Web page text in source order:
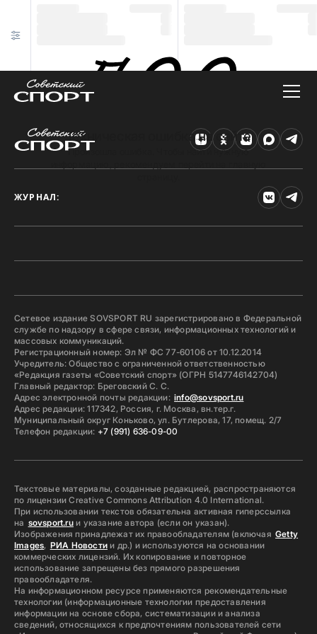
Техническая ошибка на сайте
Произошла ошибка. Чтобы найти нужную
ЖУРНАЛ:
Сетевое издание SOVSPORT RU зарегистрировано в Федеральной
службе по надзору в сфере связи, информационных технологий и
массовых коммуникаций.
Регистрационный номер: Эл № ФС 77-60106 от 10.12.2014
Учредитель: Общество с ограниченной ответственностью
«Редакция газеты «Советский спорт» (ОГРН 5147746142704)
Главный редактор: Бреговский С. С.
Адрес электронной почты редакции: info@sovsport.ru
Адрес редакции: 117342, Россия, г. Москва, вн.тер.г.
Муниципальный округ Коньково, ул. Бутлерова, 17, помещ. 2/7
Телефон редакции: +7 (991) 636-09-00
Текстовые материалы, созданные редакцией, распространяются
по лицензии Creative Commons Attribution 4.0 International.
При использовании текстов обязательна активная гиперссылка
на sovsport.ruи указание автора (если он указан).
Изображения принадлежат их правообладателям (включая Getty
Images, РИА Новостии др.) и используются на основании
коммерческих лицензий. Их копирование и повторное
использование запрещены без прямого разрешения
правообладателя.
На информационном ресурсе применяются рекомендательные
технологии (информационные технологии предоставления
информации на основе сбора, систематизации и анализа
сведений, относящихся к предпочтениям пользователей сети